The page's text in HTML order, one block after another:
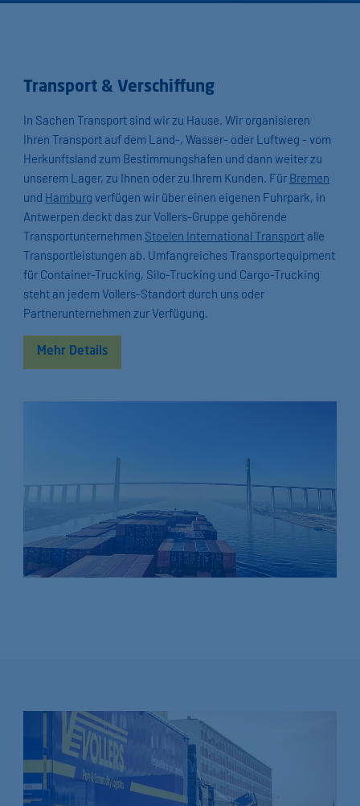
Transport & Verschiffung
In Sachen Transport sind wir zu Hause. Wir organisieren
Ihren Transport auf dem Land-, Wasser- oder Luftweg - vom
Herkunftsland zum Bestimmungshafen und dann weiter zu
unserem Lager, zu Ihnen oder zu Ihrem Kunden. Für Bremen
und Hamburg verfügen wir über einen eigenen Fuhrpark, in
Antwerpen deckt das zur Vollers-Gruppe gehörende
Transportunternehmen Stoelen International Transport alle
Transportleistungen ab. Umfangreiches Transportequipment
für Container-Trucking, Silo-Trucking und Cargo-Trucking
steht an jedem Vollers-Standort durch uns oder
Partnerunternehmen zur Verfügung.
Mehr Details